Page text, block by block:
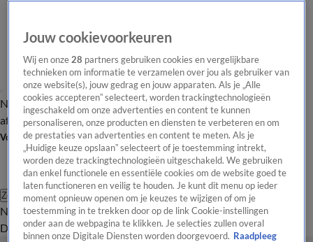
Nieuws van de DagOpinie van de Dag Onze categorieën Laatste
afleveringVideo's Nieuws van de Dag Podcast
Volg Nieuws van de Dag
Zoeken
Nieuws van de DagOpinie van de
Dag
Video'sUitzendingen PodcastPanelContact
Jouw cookievoorkeuren
Wij en onze28 partners gebruiken cookies en vergelijkbare
technieken om informatie te verzamelen over jou als gebruiker van
onze website(s), jouw gedrag en jouw apparaten. Als je „Alle
cookies accepteren” selecteert, worden trackingtechnologieën
ingeschakeld om onze advertenties en content te kunnen
personaliseren, onze producten en diensten te verbeteren en om
de prestaties van advertenties en content te meten. Als je
„Huidige keuze opslaan” selecteert of je toestemming intrekt,
worden deze trackingtechnologieën uitgeschakeld. We gebruiken
dan enkel functionele en essentiële cookies om de website goed te
laten functioneren en veilig te houden. Je kunt dit menu op ieder
moment opnieuw openen om je keuzes te wijzigen of om je
toestemming in te trekken door op de link Cookie-instellingen
onder aan de webpagina te klikken. Je selecties zullen overal
binnen onze Digitale Diensten worden doorgevoerd. Raadpleeg